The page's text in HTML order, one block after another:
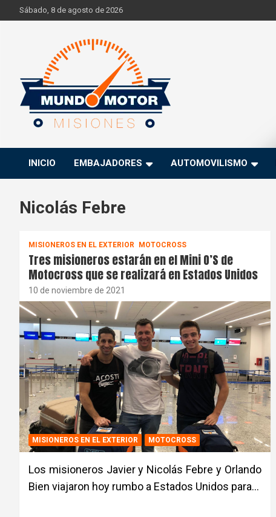
to
Sábado, 8 de agosto de 2026
Mundo Motor Misiones
INICIO EMBAJADORES AUTOMOVILISMO
Nicolás Febre
MISIONEROS EN EL EXTERIOR MOTOCROSS
Tres misioneros estarán en el Mini O’S de
Motocross que se realizará en Estados Unidos
10 de noviembre de 2021
MISIONEROS EN EL EXTERIOR MOTOCROSS
Los misioneros Javier y Nicolás Febre y Orlando
Bien viajaron hoy rumbo a Estados Unidos para…